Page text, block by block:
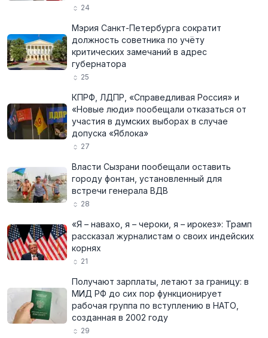
24
Мэрия Санкт-Петербурга сократит
должность советника по учёту
критических замечаний в адрес
губернатора
25
КПРФ, ЛДПР, «Справедливая Россия» и
«Новые люди» пообещали отказаться от
участия в думских выборах в случае
допуска «Яблока»
27
Власти Сызрани пообещали оставить
городу фонтан, установленный для
встречи генерала ВДВ
28
«Я – навахо, я – чероки, я – ирокез»: Трамп
рассказал журналистам о своих индейских
корнях
21
Получают зарплаты, летают за границу: в
МИД РФ до сих пор функционирует
рабочая группа по вступлению в НАТО,
созданная в 2002 году
29